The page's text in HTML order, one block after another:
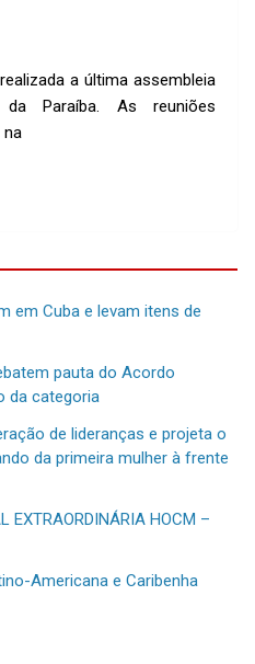
a última assembleia
Paraíba. As reuniões
na
em Cuba e levam itens de
pauta do Acordo
da categoria
de lideranças e projeta o
da primeira mulher à frente
EXTRAORDINÁRIA HOCM –
Americana e Caribenha